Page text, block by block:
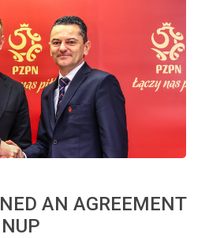
AN AGREEMENT